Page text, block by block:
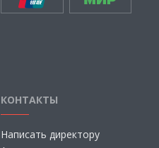
КОНТАКТЫ
Написать директору